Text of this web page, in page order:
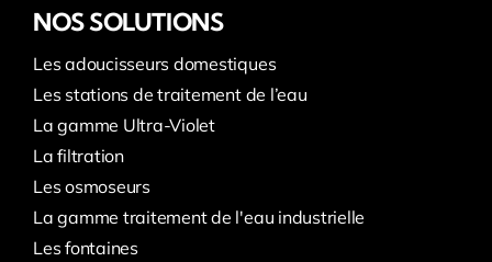
NOS SOLUTIONS
Les adoucisseurs domestiques
Les stations de traitement de l’eau
La gamme Ultra-Violet
La filtration
Les osmoseurs
La gamme traitement de l'eau industrielle
Les fontaines